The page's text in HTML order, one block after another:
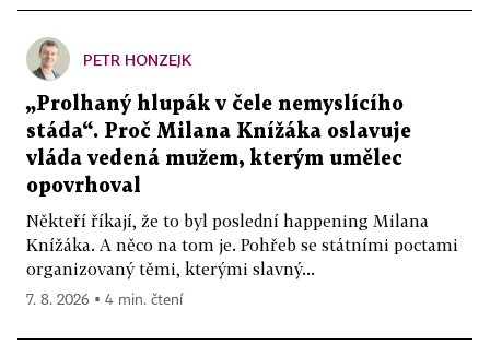
PETR HONZEJK
„Prolhaný hlupák v čele nemyslícího
stáda“. Proč Milana Knížáka oslavuje
vláda vedená mužem, kterým umělec
opovrhoval
Někteří říkají, že to byl poslední happening Milana
Knížáka. A něco na tom je. Pohřeb se státními poctami
organizovaný těmi, kterými slavný...
7. 8. 2026 ▪ 4 min. čtení